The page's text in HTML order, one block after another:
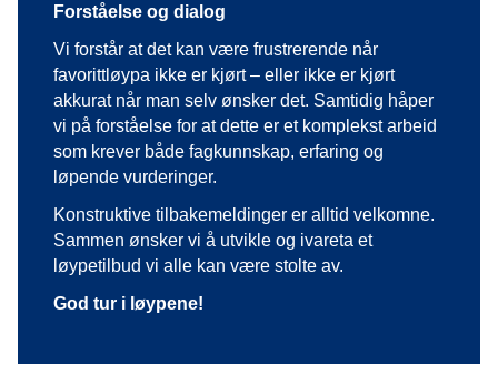
Forståelse og dialog
Vi forstår at det kan være frustrerende når
favorittløypa ikke er kjørt – eller ikke er kjørt
akkurat når man selv ønsker det. Samtidig håper
vi på forståelse for at dette er et komplekst arbeid
som krever både fagkunnskap, erfaring og
løpende vurderinger.
Konstruktive tilbakemeldinger er alltid velkomne.
Sammen ønsker vi å utvikle og ivareta et
løypetilbud vi alle kan være stolte av.
God tur i løypene!